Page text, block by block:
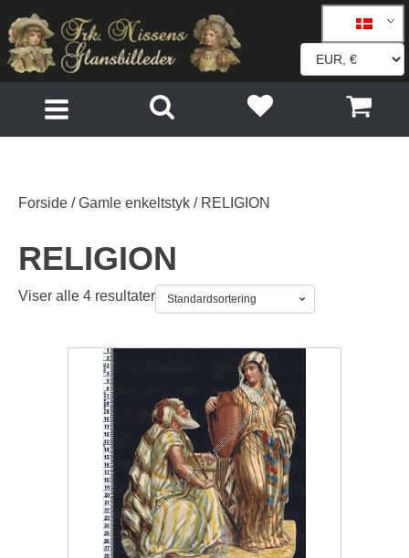
Forside /Gamle enkeltstyk / RELIGION
RELIGION
Viser alle 4 resultater